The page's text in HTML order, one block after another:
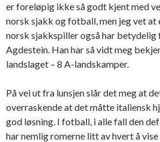
er foreløpig ikke så godt kjent med
norsk sjakk og fotball, men jeg vet at
norsk sjakkspiller også har
Agdestein. Han har så vidt meg
landslaget – 8 A-landskamper.
På vei ut fra lunsjen slår det meg at
overraskende at det måtte italiensk
god løsning. I fotball, i alle fall den
har nemlig romerne litt av hvert å